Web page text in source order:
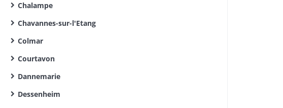
Chalampe
Chavannes-sur-l'Etang
Colmar
Courtavon
Dannemarie
Dessenheim